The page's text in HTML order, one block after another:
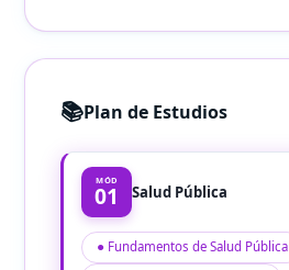
📚Plan de Estudios
MÓD
01 Salud Pública
● Fundamentos de Salud Pública